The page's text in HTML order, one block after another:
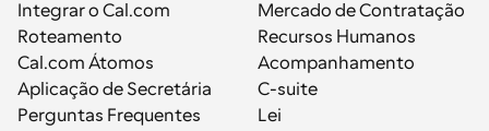
Integrar o Cal.com
Roteamento
Cal.com Átomos
Aplicação de Secretária
Perguntas Frequentes
Mercado de Contratação
Recursos Humanos
Acompanhamento
C-suite
Lei